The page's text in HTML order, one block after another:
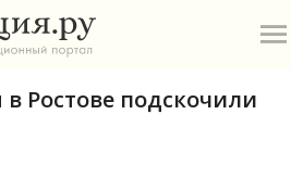
Ростове подскочили